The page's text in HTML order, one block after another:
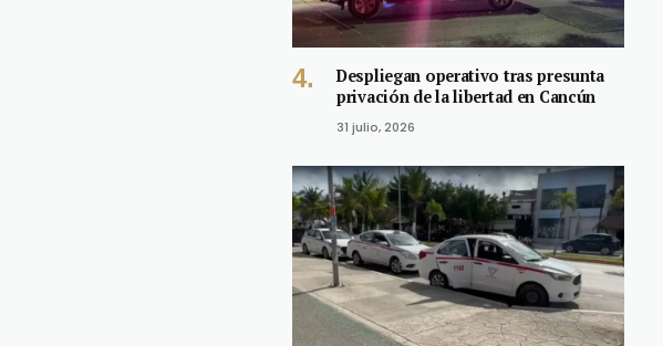
Despliegan operativo tras presunta
privación de la libertad en Cancún
31 julio, 2026